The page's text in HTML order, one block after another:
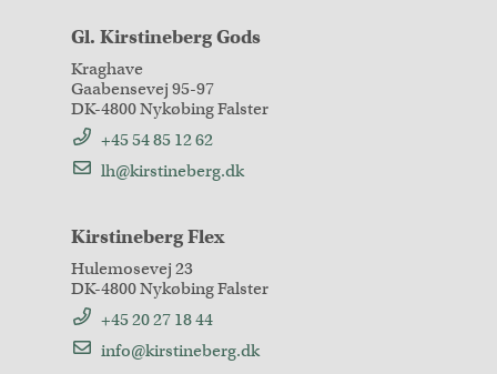
Gl. Kirstineberg Gods
Kraghave
Gaabensevej 95-97
DK-4800 Nykøbing Falster
+45 54 85 12 62
lh@kirstineberg.dk
Kirstineberg Flex
Hulemosevej 23
DK-4800 Nykøbing Falster
+45 20 27 18 44
info@kirstineberg.dk